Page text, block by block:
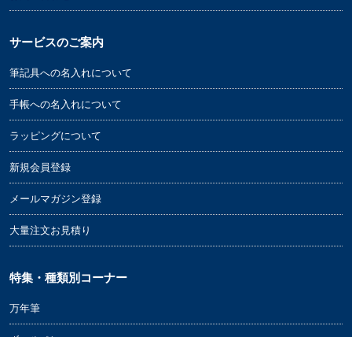
サービスのご案内
筆記具への名入れについて
手帳への名入れについて
ラッピングについて
新規会員登録
メールマガジン登録
大量注文お見積り
特集・種類別コーナー
万年筆